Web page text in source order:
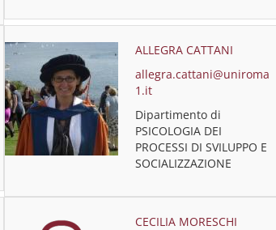
ALLEGRA CATTANI
allegra.cattani@uniroma
1.it
Dipartimento di
PSICOLOGIA DEI
PROCESSI DI SVILUPPO E
SOCIALIZZAZIONE
CECILIA MORESCHI